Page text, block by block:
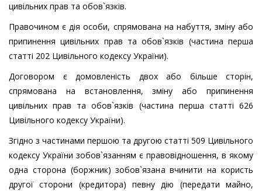
цивільних прав та обов`язків.
Правочином є дія особи, спрямована на набуття, зміну або
припинення цивільних прав та обов`язків (частина перша
статті 202 Цивільного кодексу України).
Договором є домовленість двох або більше сторін,
спрямована на встановлення, зміну або припинення
цивільних прав та обов`язків (частина перша статті 626
Цивільного кодексу України).
Згідно з частинами першою та другою статті 509 Цивільного
кодексу України зобов`язанням є правовідношення, в якому
одна сторона (боржник) зобов`язана вчинити на користь
другої сторони (кредитора) певну дію (передати майно,